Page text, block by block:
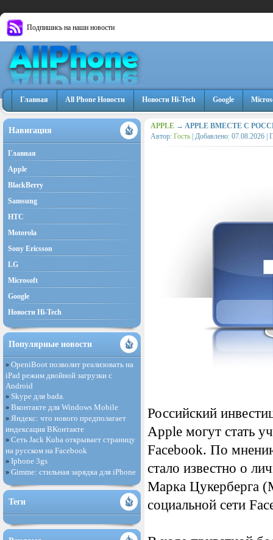
Подпишись на наши новости
Главная All Phone Новости Новости Hi-Tech Google
APPLE → APPLE ВМЕСТЕ С
Автор: Гость | Добавлено: 07.08.2026 |
Российский
Apple могут стать
Facebook. По
стало известно о
Марка Цукерберга
социальной сети
Навигация
Главная
Apple
BlackBerry
Samsung
HTC
Motorola
Sony Ericsson
LG
Microsoft
Google
Новости Hi-Tech
Популярные новости
» OpeniBoot позволит реализовать на
iPad режим двойной загрузки с
Android
» Skype для bada.
» Вконтакте для Windows Mobile
» Яндекс: что нового предполагает
индексация ВКонтакте
» Сеть Jack Kuba открывает страницу
на русском на Facebook
» Iphone 3gs
» Gimme: стильная зарядка для iPhone
Теги